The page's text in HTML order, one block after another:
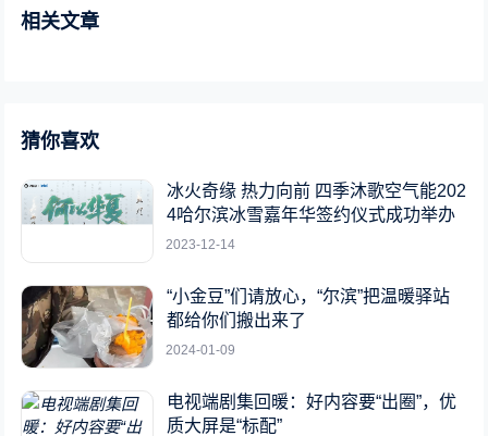
相关文章
猜你喜欢
冰火奇缘 热力向前 四季沐歌空气能202
4哈尔滨冰雪嘉年华签约仪式成功举办
2023-12-14
“小金豆”们请放心，“尔滨”把温暖驿站
都给你们搬出来了
2024-01-09
电视端剧集回暖：好内容要“出圈”，优
质大屏是“标配”